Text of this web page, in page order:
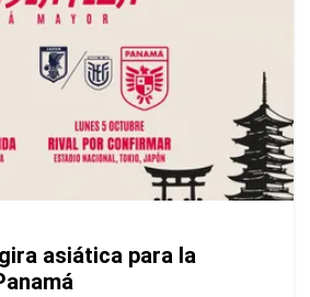
asiática para la